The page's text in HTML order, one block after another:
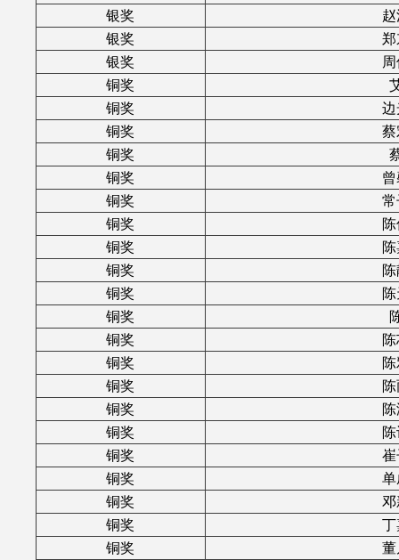
银奖
银奖
银奖
铜奖
铜奖
铜奖
铜奖
铜奖
铜奖
铜奖
铜奖
铜奖
铜奖
铜奖
铜奖
铜奖
铜奖
铜奖
铜奖
铜奖
铜奖
铜奖
铜奖
铜奖